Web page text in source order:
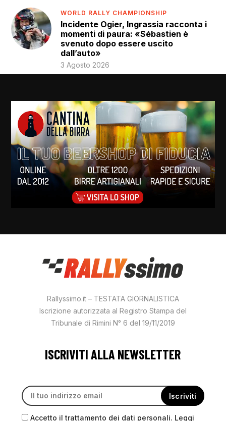
WORLD RALLY CHAMPIONSHIP
Incidente Ogier, Ingrassia racconta i
momenti di paura: «Sébastien è
svenuto dopo essere uscito
dall’auto»
3 Agosto 2026
Rallyssimo.it – TESTATA GIORNALISTICA
Iscrizione autorizzata al Registro Stampa del
Tribunale di Rimini N° 6 del 19/11/2019
ISCRIVITI ALLA NEWSLETTER
Accetto il trattamento dei dati personali. Leggi